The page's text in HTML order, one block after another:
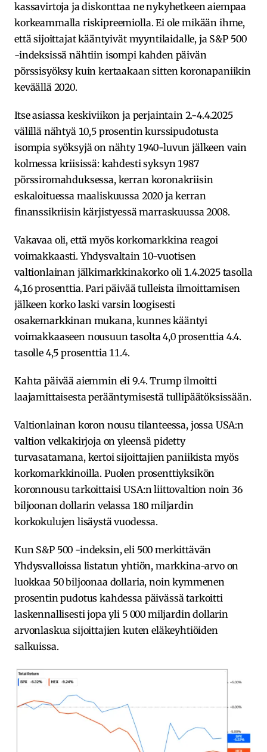
kassavirtoja ja diskonttaa ne nykyhetkeen aiempaa
korkeammalla riskipreemiolla. Ei ole mikään ihme,
että sijoittajat kääntyivät myyntilaidalle, ja S&P 500
-indeksissä nähtiin isompi kahden päivän
pörssisyöksy kuin kertaakaan sitten koronapaniikin
keväällä 2020.
Itse asiassa keskiviikon ja perjaintain 2.-4.4.2025
välillä nähtyä 10,5 prosentin kurssipudotusta
isompia syöksyjä on nähty 1940-luvun jälkeen vain
kolmessa kriisissä: kahdesti syksyn 1987
pörssiromahduksessa, kerran koronakriisin
eskaloituessa maaliskuussa 2020 ja kerran
finanssikriisin kärjistyessä marraskuussa 2008.
Vakavaa oli, että myös korkomarkkina reagoi
voimakkaasti. Yhdysvaltain 10-vuotisen
valtionlainan jälkimarkkinakorko oli 1.4.2025 tasolla
4,16 prosenttia. Pari päivää tulleista ilmoittamisen
jälkeen korko laski varsin loogisesti
osakemarkkinan mukana, kunnes kääntyi
voimakkaaseen nousuun tasolta 4,0 prosenttia 4.4.
tasolle 4,5 prosenttia 11.4.
Kahta päivää aiemmin eli 9.4. Trump ilmoitti
laajamittaisesta perääntymisestä tullipäätöksissään.
Valtionlainan koron nousu tilanteessa, jossa USA:n
valtion velkakirjoja on yleensä pidetty
turvasatamana, kertoi sijoittajien paniikista myös
korkomarkkinoilla. Puolen prosenttiyksikön
koronnousu tarkoittaisi USA:n liittovaltion noin 36
biljoonan dollarin velassa 180 miljardin
korkokulujen lisäystä vuodessa.
Kun S&P 500 -indeksin, eli 500 merkittävän
Yhdysvalloissa listatun yhtiön, markkina-arvo on
luokkaa 50 biljoonaa dollaria, noin kymmenen
prosentin pudotus kahdessa päivässä tarkoitti
laskennallisesti jopa yli 5 000 miljardin dollarin
arvonlaskua sijoittajien kuten eläkeyhtiöiden
salkuissa.